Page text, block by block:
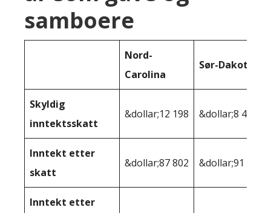
samboere
Nord-
Carolina
Sør-Dakota
Skyldig
inntektsskatt
&dollar;12 198 &dollar;8 481
Inntekt etter
skatt
&dollar;87 802 &dollar;91 519
Inntekt etter